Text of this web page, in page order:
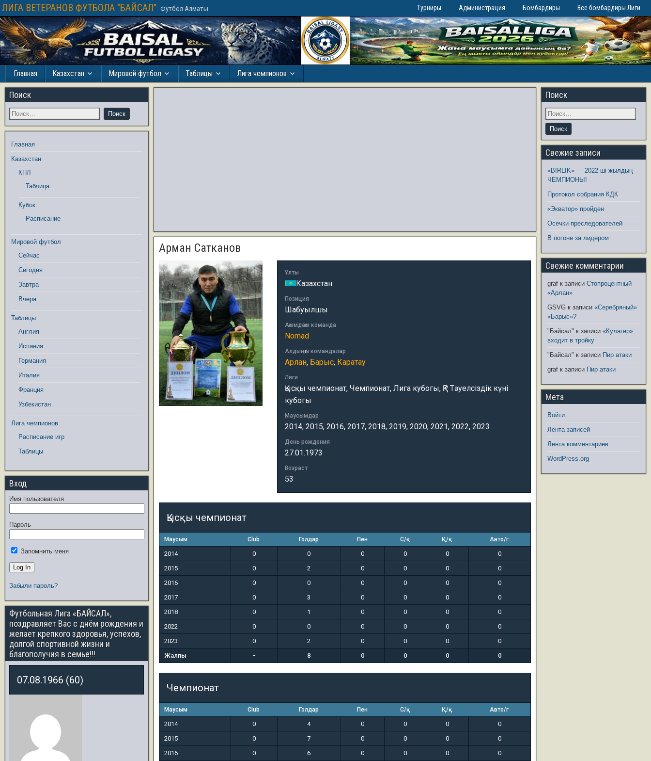
ЛИГА ВЕТЕРАНОВ ФУТБОЛА "БАЙСАЛ" Футбол Алматы Турниры Администрация Бомбардиры Все бомбардиры Лиги
Главная Казахстан Мировой футбол Таблицы Лига чемпионов
Арман Сатканов
Ұлты
Казахстан
Позиция
Шабуылшы
Ағымдағы команда
Nomad
Алдыңғы командалар
Арлан, Барыс, Каратау
Лиги
Қысқы чемпионат, Чемпионат, Лига кубогы, ҚР Тәуелсіздік күні
кубогы
Маусымдар
2014, 2015, 2016, 2017, 2018, 2019, 2020, 2021, 2022, 2023
День рождения
27.01.1973
Возраст
53
Қысқы чемпионат
Маусым Club Голдар Пен С/қ Қ/қ Авто/г
2014 0 0 0 0 0
0
2015
0 2 0 0 0
0
2016
0 0 0 0 0
0
2017
0 3 0 0 0
0
2018
0 1 0 0 0
0
2022
0 0 0 0 0
0
2023
0 2 0 0 0
0
Жалпы
- 8 0 0 0 0
Чемпионат
Маусым Club Голдар Пен С/қ Қ/қ Авто/г
2014 0 4 0 0 0
0
2015
0 7 0 0 0
0
2016
0 6 0 0 0
0
Поиск
Главная
Казахстан
КПЛ
Таблица
Кубок
Расписание
Мировой футбол
Сейчас
Сегодня
Завтра
Вчера
Таблицы
Англия
Испания
Германия
Италия
Франция
Узбекистан
Лига чемпионов
Расписание игр
Таблицы
Вход
Имя пользователя
Пароль
Запомнить меня
Забыли пароль?
Футбольная Лига «БАЙСАЛ»,
поздравляет Вас с днём рождения и
желает крепкого здоровья, успехов,
долгой спортивной жизни и
благополучия в семье!!!
07.08.1966 (60)
Поиск
Свежие записи
«BIRLIK» — 2022-ші жылдың
ЧЕМПИОНЫ!
Протокол собрания КДК
«Экватор» пройден
Осечки преследователей
В погоне за лидером
Свежие комментарии
graf к записиСтопроцентный
«Арлан»
GSVG к записи«Серебряный»
«Барыс»?
"Байсал" к записи«Кулагер»
входит в тройку
"Байсал" к записи Пир атаки
graf к записи Пир атаки
Мета
Войти
Лента записей
Лента комментариев
WordPress.org